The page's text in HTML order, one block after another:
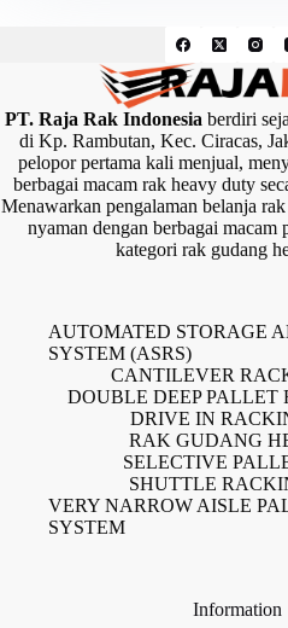
PT. Raja Rak Indonesiaberdiri
di Kp. Rambutan, Kec. Ciracas,
pelopor pertama kali menjual,
berbagai macam rak heavy duty
Menawarkan pengalaman belanja
nyaman dengan berbagai
kategori rak gudang
AUTOMATED STORAGE
SYSTEM (ASRS)
CANTILEVER
DOUBLE DEEP PALLET
DRIVE IN
RAK GUDANG
SELECTIVE
SHUTTLE
VERY NARROW AISLE
SYSTEM
Information